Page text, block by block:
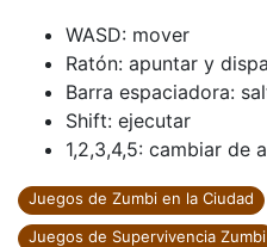
WASD: mover
Ratón: apuntar y
Barra espaciadora:
Shift: ejecutar
1,2,3,4,5: cambiar de
Juegos de Zumbi en la Ciudad
Juegos de Supervivencia Zumbi